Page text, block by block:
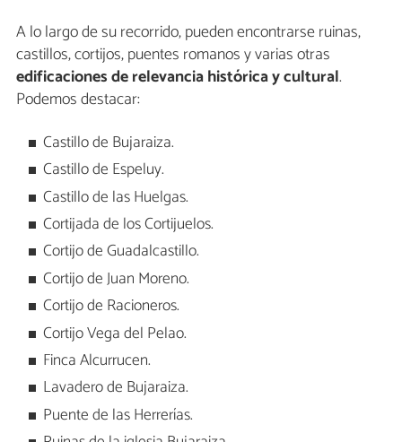
A lo largo de su recorrido, pueden encontrarse ruinas,
castillos, cortijos, puentes romanos y varias otras
edificaciones de relevancia histórica y cultural.
Podemos destacar:
Castillo de Bujaraiza.
Castillo de Espeluy.
Castillo de las Huelgas.
Cortijada de los Cortijuelos.
Cortijo de Guadalcastillo.
Cortijo de Juan Moreno.
Cortijo de Racioneros.
Cortijo Vega del Pelao.
Finca Alcurrucen.
Lavadero de Bujaraiza.
Puente de las Herrerías.